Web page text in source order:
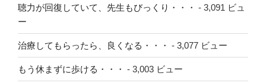
聴力が回復していて、先生もびっくり・・・ - 3,091 ビュ
ー
治療してもらったら、良くなる・・・ - 3,077 ビュー
もう休まずに歩ける・・・ - 3,003 ビュー